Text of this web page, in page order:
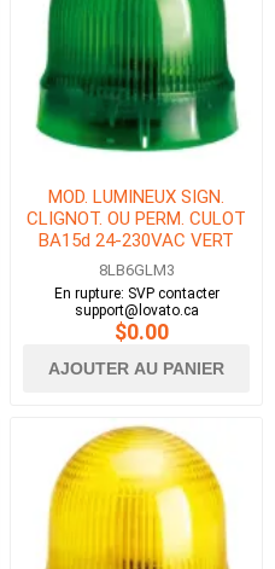
MOD. LUMINEUX SIGN.
CLIGNOT. OU PERM. CULOT
BA15d 24-230VAC VERT
8LB6GLM3
En rupture: SVP contacter
support@lovato.ca
$0.00
AJOUTER AU PANIER